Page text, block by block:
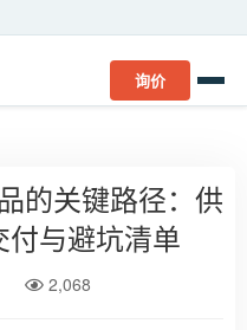
询价
的关键路径：供
与避坑清单
2,068